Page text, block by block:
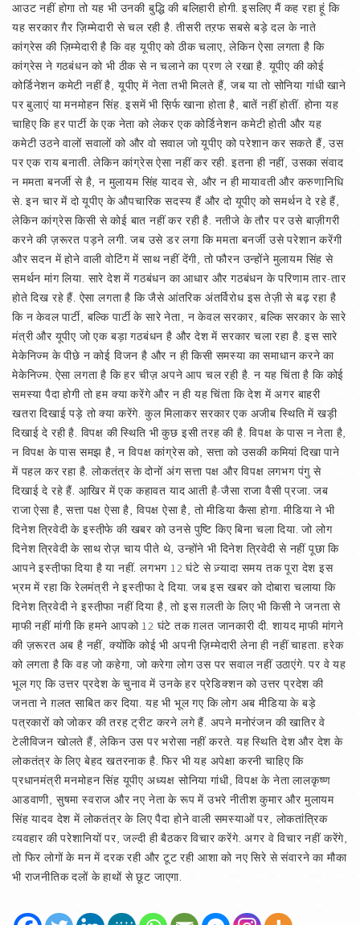
आउट नहीं होगा तो यह भी उनकी बुद्धि की बलिहारी होगी. इसलिए मैं कह रहा हूं कि
यह सरकार ग़ैर ज़िम्मेदारी से चल रही है. तीसरी तऱफ सबसे बड़े दल के नाते
कांग्रेस की ज़िम्मेदारी है कि वह यूपीए को ठीक चलाए, लेकिन ऐसा लगता है कि
कांग्रेस ने गठबंधन को भी ठीक से न चलाने का प्रण ले रखा है. यूपीए की कोई
कोर्डिनेशन कमेटी नहीं है, यूपीए में नेता तभी मिलते हैं, जब या तो सोनिया गांधी खाने
पर बुलाएं या मनमोहन सिंह. इसमें भी स़िर्फ खाना होता है, बातें नहीं होतीं. होना यह
चाहिए कि हर पार्टी के एक नेता को लेकर एक कोर्डिनेशन कमेटी होती और यह
कमेटी उठने वालों सवालों को और वो सवाल जो यूपीए को परेशान कर सकते हैं, उस
पर एक राय बनाती. लेकिन कांग्रेस ऐसा नहीं कर रही. इतना ही नहीं, उसका संवाद
न ममता बनर्जी से है, न मुलायम सिंह यादव से, और न ही मायावती और करुणानिधि
से. इन चार में दो यूपीए के औपचारिक सदस्य हैं और दो यूपीए को समर्थन दे रहे हैं,
लेकिन कांग्रेस किसी से कोई बात नहीं कर रही है. नतीजे के तौर पर उसे बाज़ीगरी
करने की ज़रूरत पड़ने लगी. जब उसे डर लगा कि ममता बनर्जी उसे परेशान करेंगी
और सदन में होने वाली वोटिंग में साथ नहीं देंगी, तो फौरन उन्होंने मुलायम सिंह से
समर्थन मांग लिया. सारे देश में गठबंधन का आधार और गठबंधन के परिणाम तार-तार
होते दिख रहे हैं. ऐसा लगता है कि जैसे आंतरिक अंतर्विरोध इस तेज़ी से बढ़ रहा है
कि न केवल पार्टी, बल्कि पार्टी के सारे नेता, न केवल सरकार, बल्कि सरकार के सारे
मंत्री और यूपीए जो एक बड़ा गठबंधन है और देश में सरकार चला रहा है. इस सारे
मेकेनिज्म के पीछे न कोई विजन है और न ही किसी समस्या का समाधान करने का
मेकेनिज्म. ऐसा लगता है कि हर चीज़ अपने आप चल रही है. न यह चिंता है कि कोई
समस्या पैदा होगी तो हम क्या करेंगे और न ही यह चिंता कि देश में अगर बाहरी
खतरा दिखाई पड़े तो क्या करेंगे. कुल मिलाकर सरकार एक अजीब स्थिति में खड़ी
दिखाई दे रही है. विपक्ष की स्थिति भी कुछ इसी तरह की है. विपक्ष के पास न नेता है,
न विपक्ष के पास समझ है, न विपक्ष कांग्रेस को, सत्ता को उसकी कमियां दिखा पाने
में पहल कर रहा है. लोकतंत्र के दोनों अंग सत्ता पक्ष और विपक्ष लगभग पंगु से
दिखाई दे रहे हैं. आ़खिर में एक कहावत याद आती है-जैसा राजा वैसी प्रजा. जब
राजा ऐसा है, सत्ता पक्ष ऐसा है, विपक्ष ऐसा है, तो मीडिया कैसा होगा. मीडिया ने भी
दिनेश त्रिवेदी के इस्ती़फे की खबर को उनसे पुष्टि किए बिना चला दिया. जो लोग
दिनेश त्रिवेदी के साथ रोज़ चाय पीते थे, उन्होंने भी दिनेश त्रिवेदी से नहीं पूछा कि
आपने इस्ती़फा दिया है या नहीं. लगभग 12 घंटे से ज़्यादा समय तक पूरा देश इस
भ्रम में रहा कि रेलमंत्री ने इस्ती़फा दे दिया. जब इस खबर को दोबारा चलाया कि
दिनेश त्रिवेदी ने इस्ती़फा नहीं दिया है, तो इस ग़लती के लिए भी किसी ने जनता से
मा़फी नहीं मांगी कि हमने आपको 12 घंटे तक ग़लत जानकारी दी. शायद मा़फी मांगने
की ज़रूरत अब है नहीं, क्योंकि कोई भी अपनी ज़िम्मेदारी लेना ही नहीं चाहता. हरेक
को लगता है कि वह जो कहेगा, जो करेगा लोग उस पर सवाल नहीं उठाएंगे. पर वे यह
भूल गए कि उत्तर प्रदेश के चुनाव में उनके हर प्रेडिक्शन को उत्तर प्रदेश की
जनता ने ग़लत साबित कर दिया. यह भी भूल गए कि लोग अब मीडिया के बड़े
पत्रकारों को जोकर की तरह ट्रीट करने लगे हैं. अपने मनोरंजन की खातिर वे
टेलीविजन खोलते हैं, लेकिन उस पर भरोसा नहीं करते. यह स्थिति देश और देश के
लोकतंत्र के लिए बेहद खतरनाक है. फिर भी यह अपेक्षा करनी चाहिए कि
प्रधानमंत्री मनमोहन सिंह यूपीए अध्यक्ष सोनिया गांधी, विपक्ष के नेता लालकृष्ण
आडवाणी, सुषमा स्वराज और नए नेता के रूप में उभरे नीतीश कुमार और मुलायम
सिंह यादव देश में लोकतंत्र के लिए पैदा होने वाली समस्याओं पर, लोकतांत्रिक
व्यवहार की परेशानियों पर, जल्दी ही बैठकर विचार करेंगे. अगर वे विचार नहीं करेंगे,
तो फिर लोगों के मन में दरक रही और टूट रही आशा को नए सिरे से संवारने का मौका
भी राजनीतिक दलों के हाथों से छूट जाएगा.